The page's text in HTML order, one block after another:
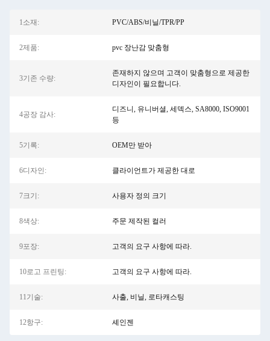
1소재: PVC/ABS/비닐/TPR/PP
2제품: pvc 장난감 맞춤형
3기존 수량:
존재하지 않으며 고객이 맞춤형으로 제공한
디자인이 필요합니다.
4공장 감사:
디즈니, 유니버셜, 세덱스, SA8000, ISO9001
등
5기록: OEM만 받아
6디자인: 클라이언트가 제공한 대로
7크기: 사용자 정의 크기
8색상: 주문 제작된 컬러
9포장: 고객의 요구 사항에 따라.
10로고 프린팅: 고객의 요구 사항에 따라.
11기술: 사출, 비닐, 로타캐스팅
12항구: 셰인젠